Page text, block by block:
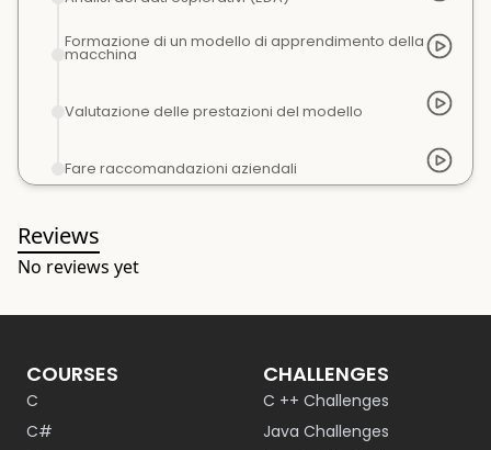
Formazione di un modello di apprendimento della
macchina
Valutazione delle prestazioni del modello
Fare raccomandazioni aziendali
Reviews
No reviews yet
COURSES
C
C#
CHALLENGES
C ++ Challenges
Java Challenges